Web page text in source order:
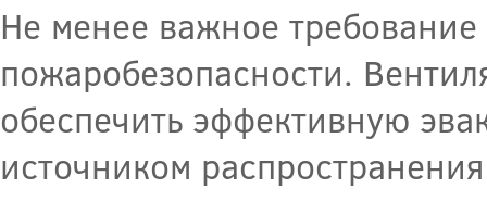
Не менее важное
пожаробезопасности.
обеспечить эффективную
источником